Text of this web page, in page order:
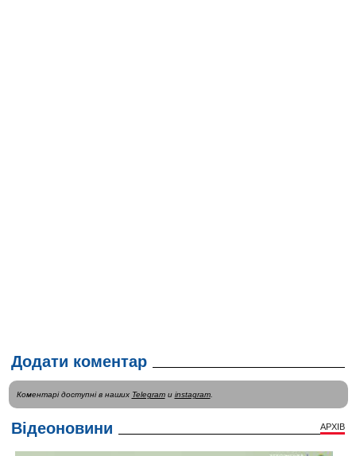
Додати коментар
Коментарі доступні в наших Telegramи instagram.
Відеоновини АРХІВ